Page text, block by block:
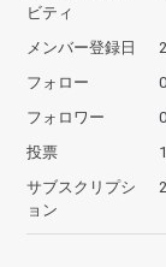
ビティ
メンバー登録日
フォロー
フォロワー
投票
1
サブスクリプシ
ョン
2